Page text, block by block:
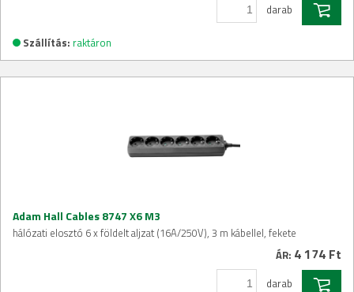
darab
Szállítás: raktáron
Adam Hall Cables 8747 X6 M3
hálózati elosztó 6 x földelt aljzat (16A/250V), 3 m kábellel, fekete
ÁR: 4 174 Ft
darab